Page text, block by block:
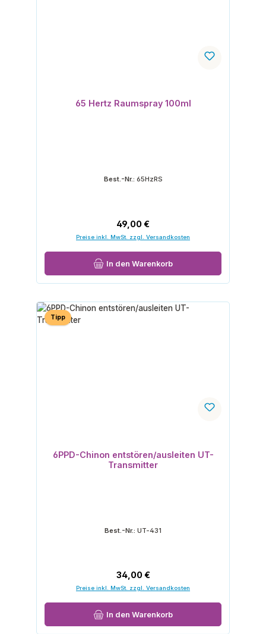
65 Hertz Raumspray 100ml
Best.-Nr.: 65HzRS
Regulärer Preis:
49,00 €
Preise inkl. MwSt. zzgl. Versandkosten
In den Warenkorb
Tipp
6PPD-Chinon entstören/ausleiten UT-
Transmitter
Best.-Nr.: UT-431
Regulärer Preis:
34,00 €
Preise inkl. MwSt. zzgl. Versandkosten
In den Warenkorb